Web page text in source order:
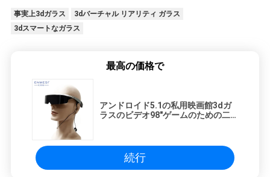
事実上3dガラス
3dバーチャル リアリティ ガラス
3dスマートなガラス
最高の価格で
アンドロイド5.1の私用映画館3dガ
ラスのビデオ98"ゲームのための二
続行